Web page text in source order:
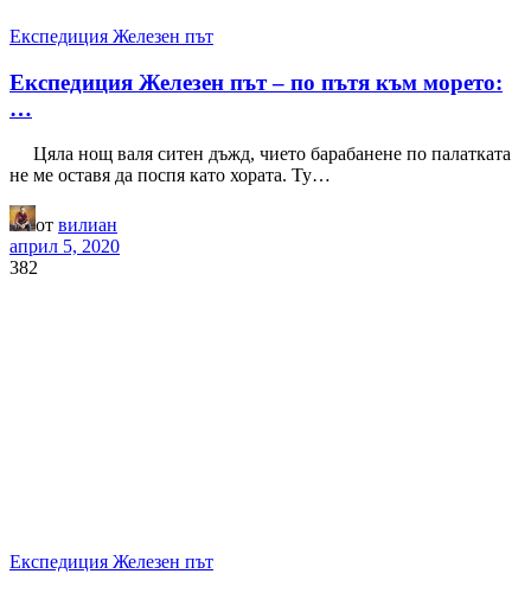
Експедиция Железен път
Експедиция Железен път – по пътя към морето:
…
Цяла нощ валя ситен дъжд, чието барабанене по палатката
не ме оставя да поспя като хората. Ту…
от вилиан
април 5, 2020
382
Експедиция Железен път